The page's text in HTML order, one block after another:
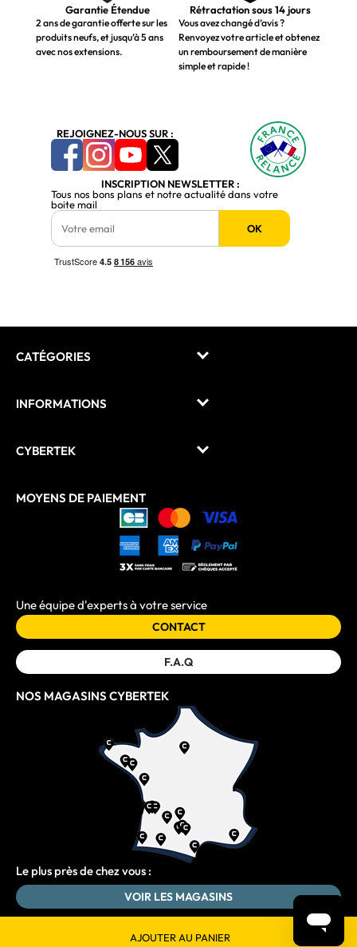
AJOUTER AU PANIER
Garantie Étendue
2 ans de garantie offerte sur les
produits neufs, et jusqu’à 5 ans
avec nos extensions.
Rétractation sous 14 jours
Vous avez changé d’avis ?
Renvoyez votre article et obtenez
un remboursement de manière
simple et rapide !
REJOIGNEZ-NOUS SUR :
INSCRIPTION NEWSLETTER :
Tous nos bons plans et notre actualité dans votre
boite mail
OK
CATÉGORIES
INFORMATIONS
CYBERTEK
MOYENS DE PAIEMENT
Une équipe d'experts à votre service
CONTACT
F.A.Q
NOS MAGASINS CYBERTEK
Le plus près de chez vous :
VOIR LES MAGASINS